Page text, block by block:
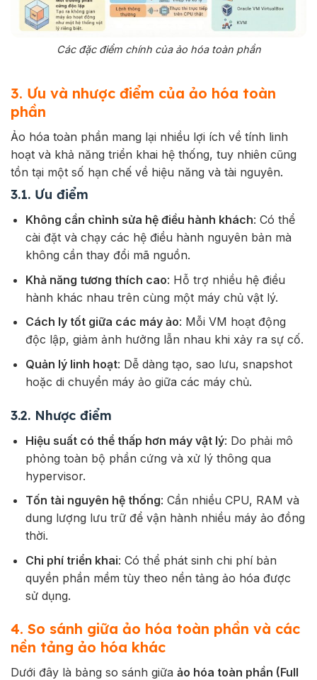
Các đặc điểm chính của ảo hóa toàn phần
3. Ưu và nhược điểm của ảo hóa toàn
phần
Ảo hóa toàn phần mang lại nhiều lợi ích về tính linh
hoạt và khả năng triển khai hệ thống, tuy nhiên cũng
tồn tại một số hạn chế về hiệu năng và tài nguyên.
3.1. Ưu điểm
Không cần chỉnh sửa hệ điều hành khách: Có thể
cài đặt và chạy các hệ điều hành nguyên bản mà
không cần thay đổi mã nguồn.
Khả năng tương thích cao: Hỗ trợ nhiều hệ điều
hành khác nhau trên cùng một máy chủ vật lý.
Cách ly tốt giữa các máy ảo: Mỗi VM hoạt động
độc lập, giảm ảnh hưởng lẫn nhau khi xảy ra sự cố.
Quản lý linh hoạt: Dễ dàng tạo, sao lưu, snapshot
hoặc di chuyển máy ảo giữa các máy chủ.
3.2. Nhược điểm
Hiệu suất có thể thấp hơn máy vật lý: Do phải mô
phỏng toàn bộ phần cứng và xử lý thông qua
hypervisor.
Tốn tài nguyên hệ thống: Cần nhiều CPU, RAM và
dung lượng lưu trữ để vận hành nhiều máy ảo đồng
thời.
Chi phí triển khai: Có thể phát sinh chi phí bản
quyền phần mềm tùy theo nền tảng ảo hóa được
sử dụng.
4. So sánh giữa ảo hóa toàn phần và các
nền tảng ảo hóa khác
Dưới đây là bảng so sánh giữa ảo hóa toàn phần (Full